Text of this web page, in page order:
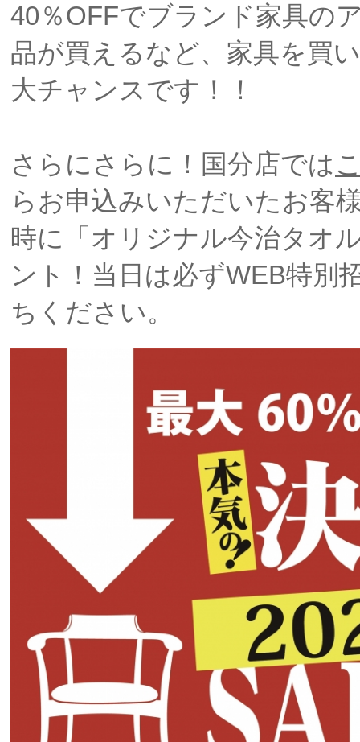
40％OFFでブランド家具の
品が買えるなど、家具を買
大チャンスです！！
さらにさらに！国分店では
らお申込みいただいたお客
時に「オリジナル今治タオ
ント！当日は必ずWEB特別
ちください。